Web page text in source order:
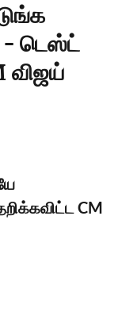
- டெஸ்ட்
விஜய்
CM